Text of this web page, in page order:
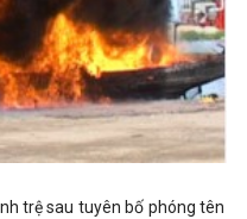
trệ sau tuyên bố phóng tên